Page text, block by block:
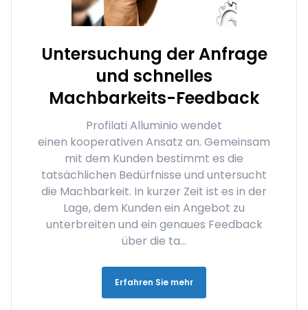
Untersuchung der Anfrage
und schnelles
Machbarkeits-Feedback
Profilati Alluminio wendet
einen kooperativen Ansatz an. Gemeinsam
mit dem Kunden bestimmt es die
tatsächlichen Bedürfnisse und untersucht
die Machbarkeit. In kurzer Zeit ist es in der
Lage, dem Kunden ein Angebot zu
unterbreiten und ein genaues Feedback
über die ta...
Erfahren Sie mehr